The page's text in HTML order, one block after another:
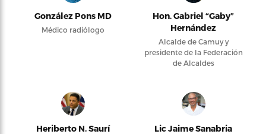
González Pons MD
Médico radiólogo
Hon. Gabriel “Gaby”
Hernández
Alcalde de Camuy y
presidente de la Federación
de Alcaldes
Heriberto N. Saurí Lic Jaime Sanabria